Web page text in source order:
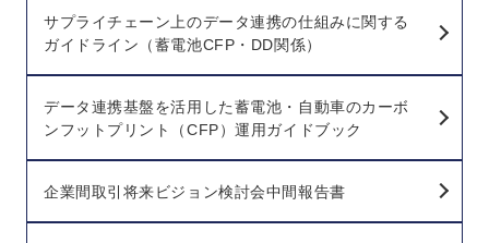
サプライチェーン上のデータ連携の仕組みに関する
ガイドライン（蓄電池CFP・DD関係）
データ連携基盤を活用した蓄電池・自動車のカーボ
ンフットプリント（CFP）運用ガイドブック
企業間取引将来ビジョン検討会中間報告書